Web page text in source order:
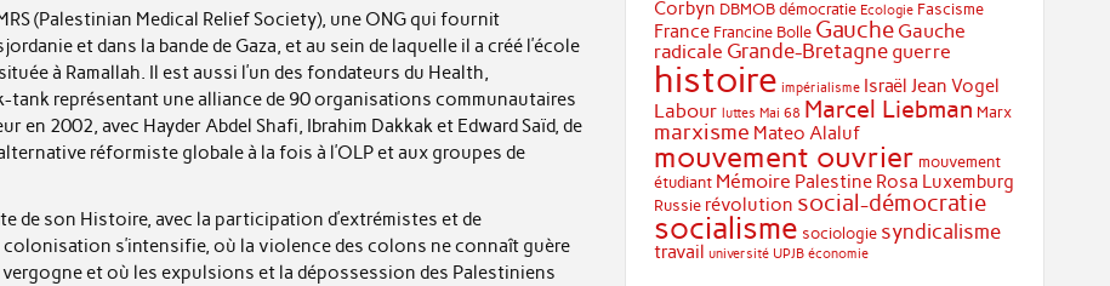
(Palestinian Medical Relief Society), une ONG qui fournit
et dans la bande de Gaza, et au sein de laquelle il a créé l’école
à Ramallah. Il est aussi l’un des fondateurs du Health,
représentant une alliance de 90 organisations communautaires
en 2002, avec Hayder Abdel Shafi, Ibrahim Dakkak et Edward Saïd, de
réformiste globale à la fois à l’OLP et aux groupes de
de son Histoire, avec la participation d’extrémistes et de
s’intensifie, où la violence des colons ne connaît guère
et où les expulsions et la dépossession des Palestiniens
Corbyn DBMOB démocratie Ecologie Fascisme
France Francine Bolle Gauche Gauche
radicale Grande-Bretagne guerre
histoire impérialisme Israël Jean Vogel
Labour luttes Mai 68 Marcel Liebman Marx
marxisme Mateo Alaluf
mouvement ouvrier mouvement
étudiant Mémoire Palestine Rosa Luxemburg
Russie révolution social-démocratie
socialisme sociologie syndicalisme
travail université UPJB économie